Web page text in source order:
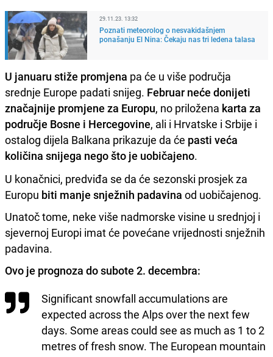
29.11.23. 13:32
Poznati meteorolog o nesvakidašnjem
ponašanju El Nina: Čekaju nas tri ledena talasa
U januaru stiže promjena pa će u više područja
srednje Europe padati snijeg. Februar neće donijeti
značajnije promjene za Europu, no priložena karta za
područje Bosne i Hercegovine, ali i Hrvatske i Srbije i
ostalog dijela Balkana prikazuje da će pasti veća
količina snijega nego što je uobičajeno.
U konačnici, predviđa se da će sezonski prosjek za
Europu biti manje snježnih padavina od uobičajenog.
Unatoč tome, neke više nadmorske visine u srednjoj i
sjevernoj Europi imat će povećane vrijednosti snježnih
padavina.
Ovo je prognoza do subote 2. decembra:
Significant snowfall accumulations are
expected across the Alps over the next few
days. Some areas could see as much as 1 to 2
metres of fresh snow. The European mountain